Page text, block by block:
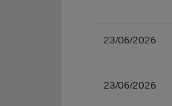
23/06/2026
23/06/2026